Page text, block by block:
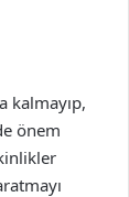
kalmayıp,
önem